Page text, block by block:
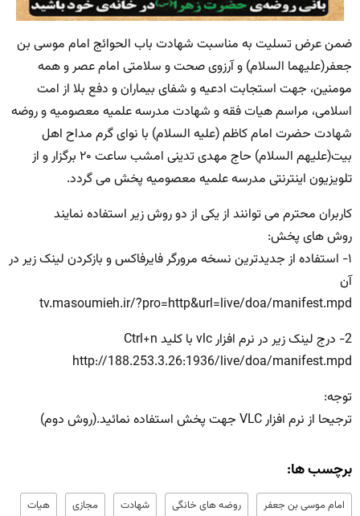
ضمن عرض تسلیت به مناسبت شهادت باب الحوائج امام موسی بن
جعفر(علیهما السلام) و آرزوی صحت و سلامتی امام عصر و همه
مومنین، جهت استجابت ادعیه و شفای بیماران و دفع بلا از امت
اسلامی، مراسم هیات فقه و شهادت مدرسه علمیه معصومیه و روضه
شهادت حضرت امام کاظم (علیه السلام) با نوای گرم مداح اهل
بیت(علیهم السلام) حاج مهدی تدینی امشب ساعت ۲۰ برگزار و از
تلویزیون اینترنتی مدرسه علمیه معصومیه پخش می گردد.
کاربران محترم می توانند از یکی از دو روش زیر استفاده نمایند
روش های پخش:
۱- استفاده از جدیدترین نسخه مرورگر فایرفاکس و بازکردن لینک زیر در
آن
tv.masoumieh.ir/?pro=http&url=live/doa/manifest.mpd
2- درج لینک زیر در نرم افزار vlc با کلید Ctrl+n
http://188.253.3.26:1936/live/doa/manifest.mpd
توجه:
ترجیحا از نرم افزار VLC جهت پخش استفاده نمائید.(روش دوم)
برچسب ها:
امام موسی بن جعفر روضه های خانگی شهادت مجازی هیات